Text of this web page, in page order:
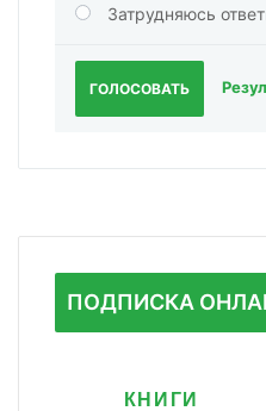
Затрудняюсь
ГОЛОСОВАТЬ
ПОДПИСКА
КНИГИ